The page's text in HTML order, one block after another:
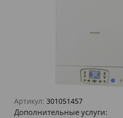
Артикул: 301051457
Дополнительные услуги: